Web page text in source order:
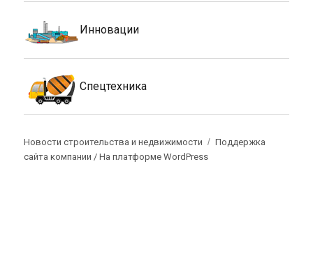
Инновации
Спецтехника
Новости строительства и недвижимости
Поддержка
сайта компании /На платформе WordPress